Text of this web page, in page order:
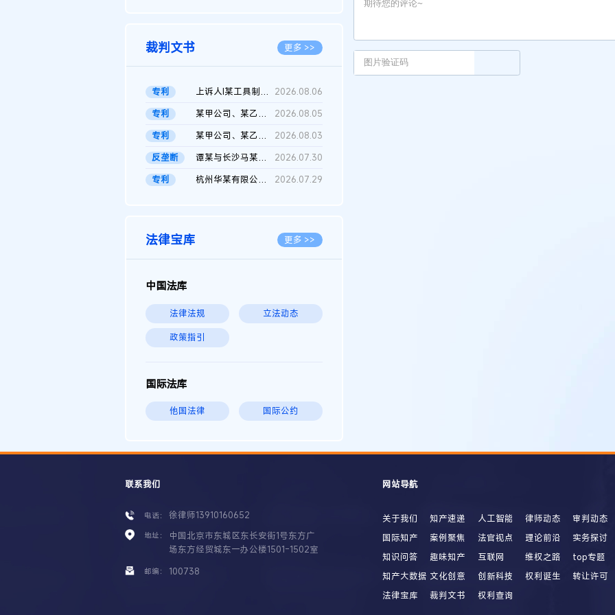
裁判文书 更多 >>
专利 上诉人I某工具制品有限公司与被上诉人程某及一审被告中华人民共和...
2026.08.06
专利
某甲公司、某乙公司、某丙公司申请诉前行为保全复议裁定书
2026.08.05
专利
某甲公司、某乙公司、官某与某丙公司专利申请权权属纠纷 二审判决...
2026.08.03
反垄断
谭某与长沙马某堆农产品股份有限公司滥用市场支配地位纠纷二审裁...
2026.07.30
专利
杭州华某有限公司与菲某有限公司侵害发明专利权纠纷 2026.07.29
法律宝库 更多 >>
中国法库
法律法规 立法动态
政策指引
国际法库
他国法律 国际公约
联系我们
电话： 徐律师13910160652
地址：
中国北京市东城区东长安街1号东方广
场东方经贸城东一办公楼1501-1502室
邮编： 100738
网站导航
关于我们 知产速递 人工智能 律师动态
审判动态
国际知产
案例聚焦 法官视点 理论前沿
实务探讨
知识问答
趣味知产 互联网 维权之路
top专题
知产大数据 文化创意 创新科技 权利诞生
转让许可
法律宝库
裁判文书 权利查询